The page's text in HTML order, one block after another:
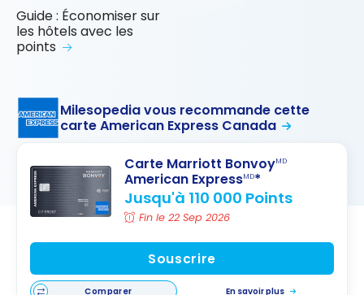
Guide : Économiser sur
les hôtels avec les
points
Milesopedia vous recommande cette
carte American Express Canada
Carte Marriott BonvoyMD
American ExpressMD*
Jusqu'à 110 000 Points
Fin le 22 Sep 2026
Souscrire
Comparer En savoir plus